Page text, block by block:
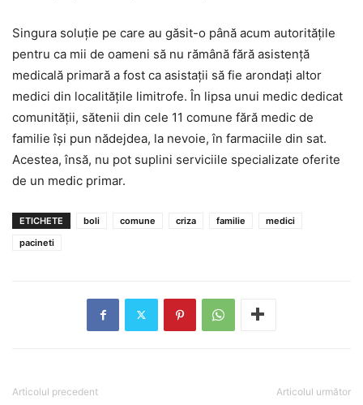
Singura soluţie pe care au găsit-o până acum autorităţile
pentru ca mii de oameni să nu rămână fără asistenţă
medicală primară a fost ca asistaţii să fie arondaţi altor
medici din localităţile limitrofe. În lipsa unui medic dedicat
comunităţii, sătenii din cele 11 comune fără medic de
familie îşi pun nădejdea, la nevoie, în farmaciile din sat.
Acestea, însă, nu pot suplini serviciile specializate oferite
de un medic primar.
ETICHETE boli comune criza familie
medici
pacineti
Articolul precedent Articolul următor